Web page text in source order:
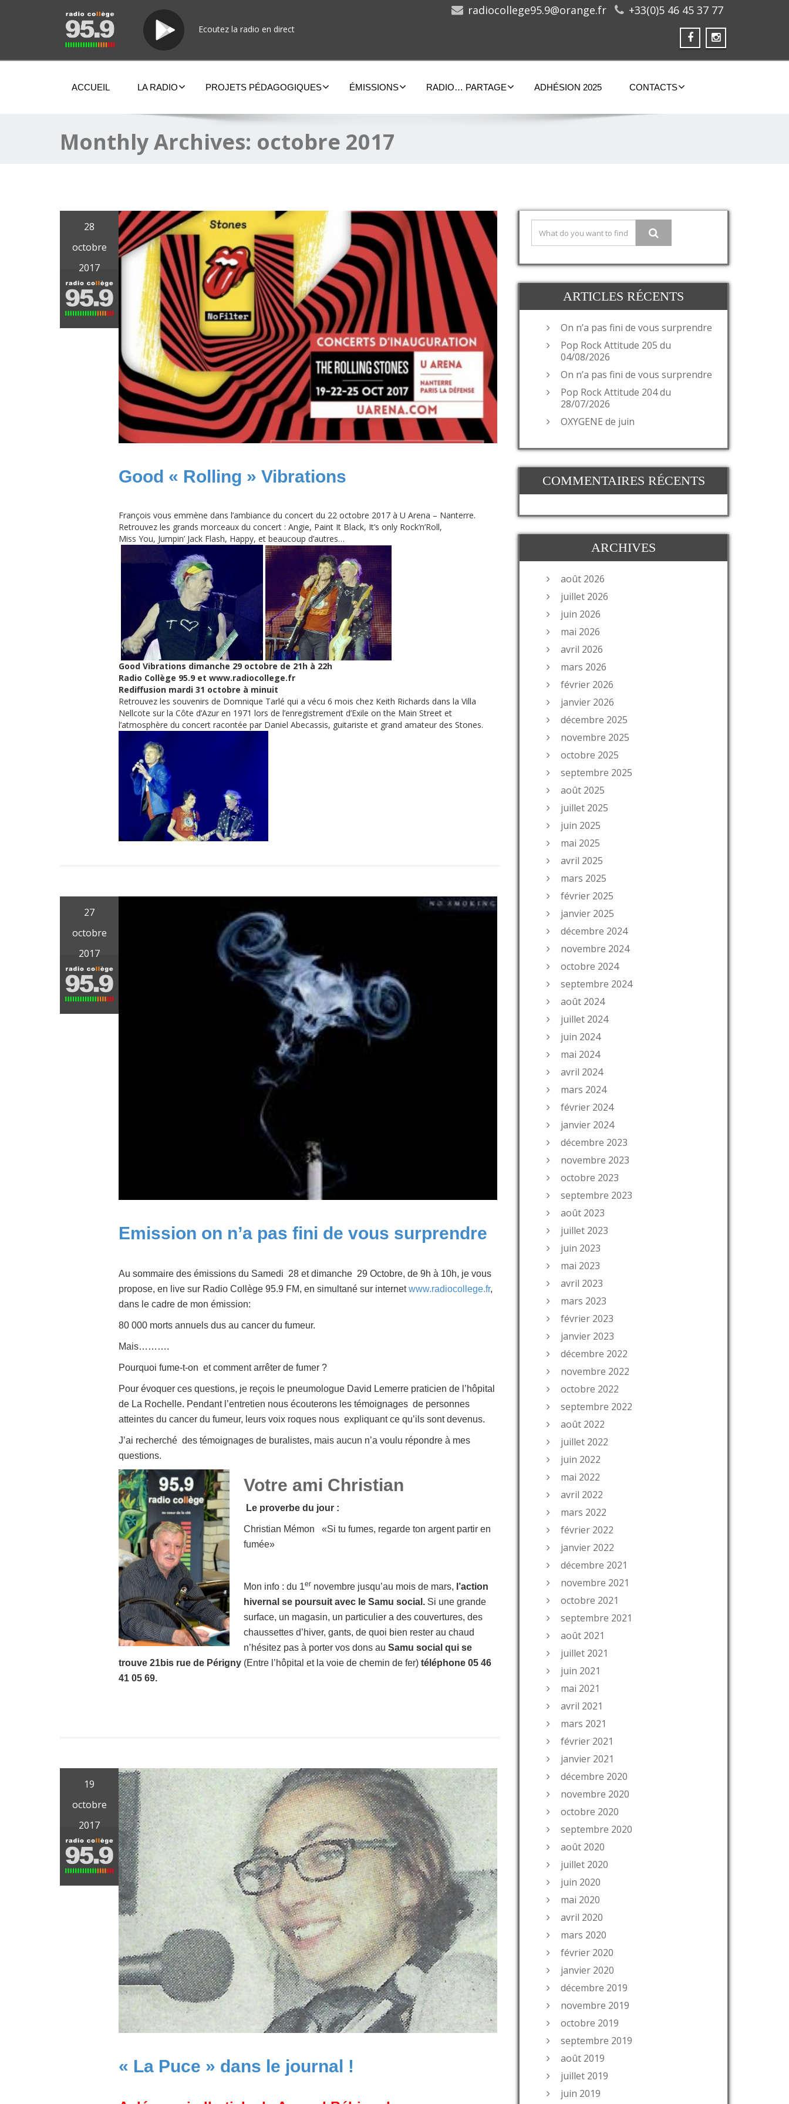
Ecoutez la radio en direct
radiocollege95.9@orange.fr +33(0)5 46 45 37 77
ACCUEIL LA RADIO PROJETS PÉDAGOGIQUES ÉMISSIONS RADIO… PARTAGE ADHÉSION 2025 CONTACTS
Monthly Archives: octobre 2017
28
octobre
2017
Good « Rolling » Vibrations
François vous emmène dans l’ambiance du concert du 22 octobre 2017 à U Arena – Nanterre.
Retrouvez les grands morceaux du concert : Angie, Paint It Black, It’s only Rock’n’Roll,
Miss You, Jumpin’ Jack Flash, Happy, et beaucoup d’autres…
Good Vibrations dimanche 29 octobre de 21h à 22h
Radio Collège 95.9 et www.radiocollege.fr
Rediffusion mardi 31 octobre à minuit
Retrouvez les souvenirs de Domnique Tarlé qui a vécu 6 mois chez Keith Richards dans la Villa
Nellcote sur la Côte d’Azur en 1971 lors de l’enregistrement d’Exile on the Main Street et
l’atmosphère du concert racontée par Daniel Abecassis, guitariste et grand amateur des Stones.
27
octobre
2017
Emission on n’a pas fini de vous surprendre
Au sommaire des émissions du Samedi 28 et dimanche 29 Octobre, de 9h à 10h, je vous
propose, en live sur Radio Collège 95.9 FM, en simultané sur internetwww.radiocollege.fr,
dans le cadre de mon émission:
80 000 morts annuels dus au cancer du fumeur.
Mais……….
Pourquoi fume-t-on et comment arrêter de fumer ?
Pour évoquer ces questions, je reçois le pneumologue David Lemerre praticien de l’hôpital
de La Rochelle. Pendant l’entretien nous écouterons les témoignages de personnes
atteintes du cancer du fumeur, leurs voix roques nous expliquant ce qu’ils sont devenus.
J’ai recherché des témoignages de buralistes, mais aucun n’a voulu répondre à mes
questions.
Votre ami Christian
Le proverbe du jour :
Christian Mémon «Si tu fumes, regarde ton argent partir en
fumée»
Mon info : du 1er novembre jusqu’au mois de mars, l’action
hivernal se poursuit avec le Samu social. Si une grande
surface, un magasin, un particulier a des couvertures, des
chaussettes d’hiver, gants, de quoi bien rester au chaud
n’hésitez pas à porter vos dons au Samu social qui se
trouve 21bis rue de Périgny (Entre l’hôpital et la voie de chemin de fer) téléphone 05 46
41 05 69.
19
octobre
2017
« La Puce » dans le journal !
ARTICLES RÉCENTS
On n’a pas fini de vous surprendre
Pop Rock Attitude 205 du
04/08/2026
On n’a pas fini de vous surprendre
Pop Rock Attitude 204 du
28/07/2026
OXYGENE de juin
COMMENTAIRES RÉCENTS
ARCHIVES
août 2026
juillet 2026
juin 2026
mai 2026
avril 2026
mars 2026
février 2026
janvier 2026
décembre 2025
novembre 2025
octobre 2025
septembre 2025
août 2025
juillet 2025
juin 2025
mai 2025
avril 2025
mars 2025
février 2025
janvier 2025
décembre 2024
novembre 2024
octobre 2024
septembre 2024
août 2024
juillet 2024
juin 2024
mai 2024
avril 2024
mars 2024
février 2024
janvier 2024
décembre 2023
novembre 2023
octobre 2023
septembre 2023
août 2023
juillet 2023
juin 2023
mai 2023
avril 2023
mars 2023
février 2023
janvier 2023
décembre 2022
novembre 2022
octobre 2022
septembre 2022
août 2022
juillet 2022
juin 2022
mai 2022
avril 2022
mars 2022
février 2022
janvier 2022
décembre 2021
novembre 2021
octobre 2021
septembre 2021
août 2021
juillet 2021
juin 2021
mai 2021
avril 2021
mars 2021
février 2021
janvier 2021
décembre 2020
novembre 2020
octobre 2020
septembre 2020
août 2020
juillet 2020
juin 2020
mai 2020
avril 2020
mars 2020
février 2020
janvier 2020
décembre 2019
novembre 2019
octobre 2019
septembre 2019
août 2019
juillet 2019
juin 2019